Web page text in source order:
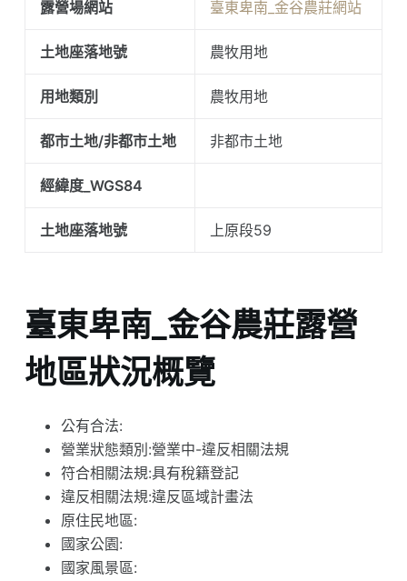
露營場網站 臺東卑南_金谷農莊網站
土地座落地號 農牧用地
用地類別 農牧用地
都市土地/非都市土地 非都市土地
經緯度_WGS84
土地座落地號 上原段59
臺東卑南_金谷農莊露營
地區狀況概覽
公有合法:
營業狀態類別:營業中-違反相關法規
符合相關法規:具有稅籍登記
違反相關法規:違反區域計畫法
原住民地區:
國家公園:
國家風景區: